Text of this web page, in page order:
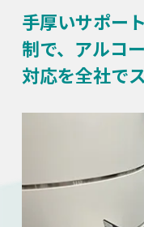
手厚いサポー
制で、 アルコ
対応を全社で